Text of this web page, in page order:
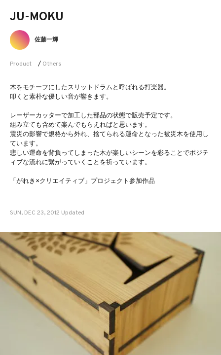
JU-MOKU
Product / Others
佐藤一輝
木をモチーフにしたスリットドラムと呼ばれる打楽器。
叩くと素朴な優しい音が響きます。
レーザーカッターで加工した部品の状態で販売予定です。
組み立ても含めて楽んでもらえればと思います。
震災の影響で規格から外れ、捨てられる運命となった被災木を使用し
ています。
悲しい運命を背負ってしまった木が楽しいシーンを彩ることでポジテ
ィブな流れに繋がっていくことを祈っています。
「がれき×クリエイティブ」プロジェクト参加作品
SUN, DEC 23, 2012 Updated